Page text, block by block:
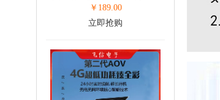
万)
￥ 189.00
立即抢购